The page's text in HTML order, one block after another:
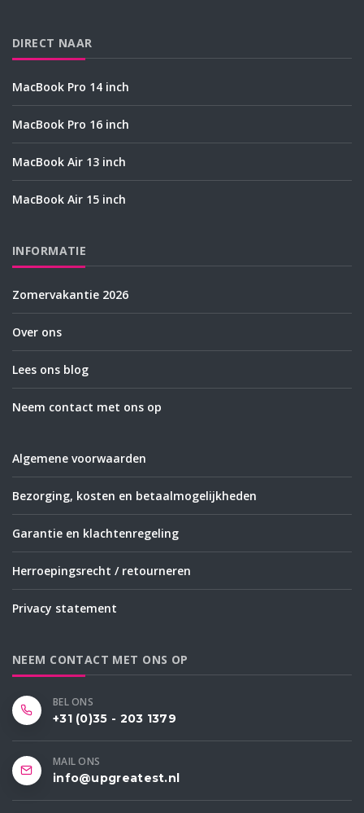
DIRECT NAAR
MacBook Pro 14 inch
MacBook Pro 16 inch
MacBook Air 13 inch
MacBook Air 15 inch
INFORMATIE
Zomervakantie 2026
Over ons
Lees ons blog
Neem contact met ons op
Algemene voorwaarden
Bezorging, kosten en betaalmogelijkheden
Garantie en klachtenregeling
Herroepingsrecht / retourneren
Privacy statement
NEEM CONTACT MET ONS OP
BEL ONS
+31 (0)35 - 203 1379
MAIL ONS
info@upgreatest.nl